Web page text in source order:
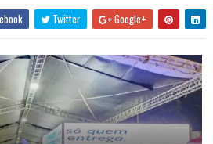
Twitter Google+